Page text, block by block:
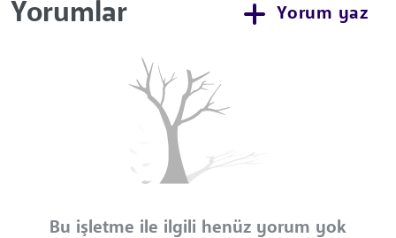
Yorumlar Yorum yaz
Bu işletme ile ilgili henüz yorum yok